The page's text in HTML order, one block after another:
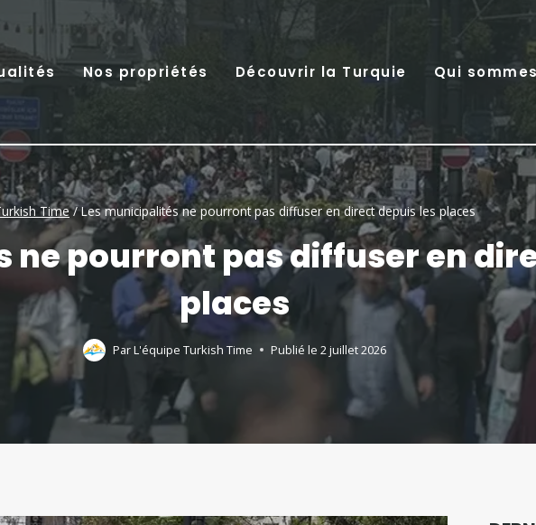
Nos propriétés Découvrir la Turquie Qui
Time/Les municipalités ne pourront pas diffuser en direct depuis les places
ne pourront pas diffuser en
places
ParL'équipe Turkish Time Publié le 2 juillet 2026